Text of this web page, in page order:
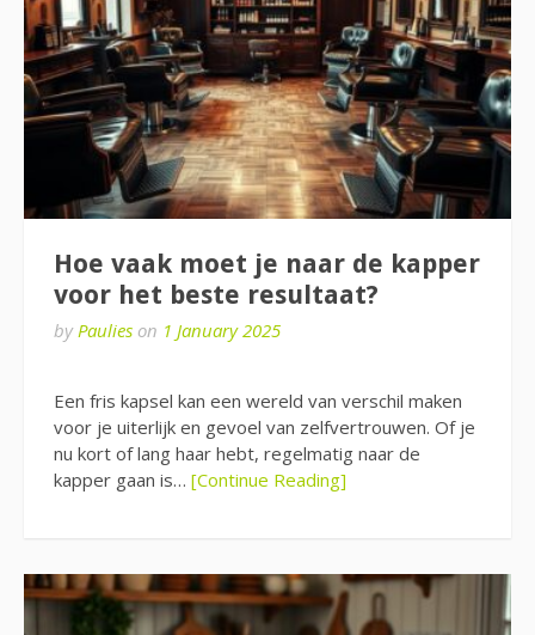
Hoe vaak moet je naar de kapper
voor het beste resultaat?
by Paulies on 1 January 2025
Een fris kapsel kan een wereld van verschil maken
voor je uiterlijk en gevoel van zelfvertrouwen. Of je
nu kort of lang haar hebt, regelmatig naar de
kapper gaan is… [Continue Reading]